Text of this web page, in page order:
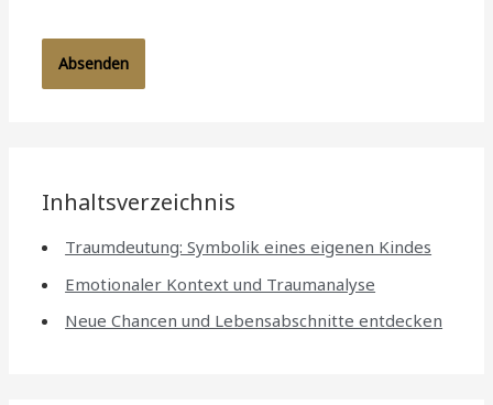
Inhaltsverzeichnis
Traumdeutung: Symbolik eines eigenen Kindes
Emotionaler Kontext und Traumanalyse
Neue Chancen und Lebensabschnitte entdecken